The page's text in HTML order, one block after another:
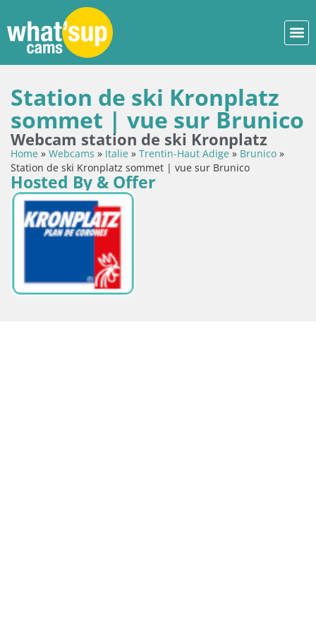
Station de ski Kronplatz
sommet | vue sur Brunico
Webcam station de ski Kronplatz
Home » Webcams » Italie » Trentin-Haut Adige» Brunico »
Station de ski Kronplatz sommet | vue sur Brunico
Hosted By & Offer